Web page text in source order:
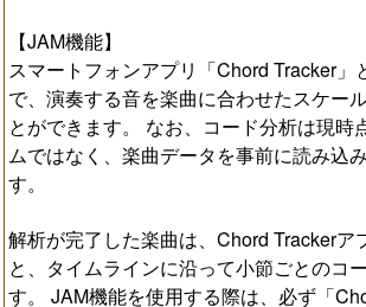
【JAM機能】
スマートフォンアプリ「Chord Tracker」
で、演奏する音を楽曲に合わせたスケー
とができます。 なお、コード分析は現時
ムではなく、楽曲データを事前に読み込
す。
解析が完了した楽曲は、Chord Trackerア
と、タイムラインに沿って小節ごとのコ
す。 JAM機能を使用する際は、必ず「